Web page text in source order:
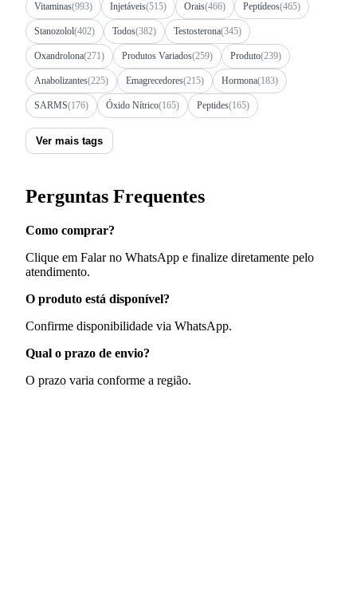
Vitaminas(993) Injetáveis(515) Orais(466) Peptídeos(465)
Stanozolol(402) Todos(382) Testosterona(345)
Oxandrolona(271) Produtos Variados(259) Produto(239)
Anabolizantes(225) Emagrecedores(215) Hormona(183)
SARMS(176) Óxido Nítrico(165) Peptides(165)
Ver mais tags
Perguntas Frequentes
Como comprar?
Clique em Falar no WhatsApp e finalize diretamente pelo
atendimento.
O produto está disponível?
Confirme disponibilidade via WhatsApp.
Qual o prazo de envio?
O prazo varia conforme a região.